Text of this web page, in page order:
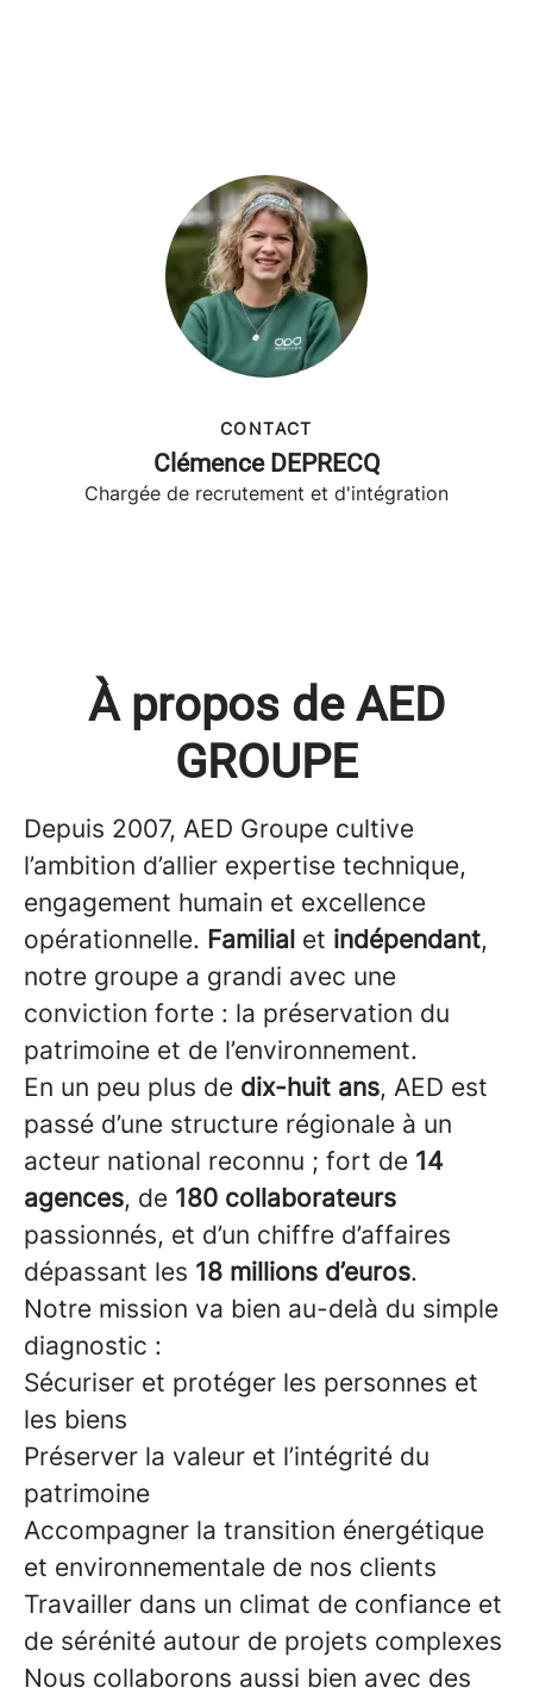
CONTACT
Clémence DEPRECQ
Chargée de recrutement et d'intégration
À propos de AED
GROUPE
Depuis 2007, AED Groupe cultive
l’ambition d’allier expertise technique,
engagement humain et excellence
opérationnelle. Familial et indépendant,
notre groupe a grandi avec une
conviction forte : la préservation du
patrimoine et de l’environnement.
En un peu plus de dix-huit ans, AED est
passé d’une structure régionale à un
acteur national reconnu ; fort de 14
agences, de 180 collaborateurs
passionnés, et d’un chiffre d’affaires
dépassant les 18 millions d’euros.
Notre mission va bien au-delà du simple
diagnostic :
Sécuriser et protéger les personnes et
les biens
Préserver la valeur et l’intégrité du
patrimoine
Accompagner la transition énergétique
et environnementale de nos clients
Travailler dans un climat de confiance et
de sérénité autour de projets complexes
Nous collaborons aussi bien avec des